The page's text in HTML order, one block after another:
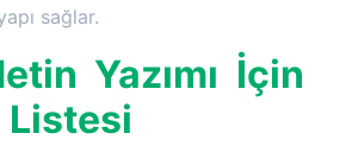
sağlar.
Yazımı İçin
Listesi